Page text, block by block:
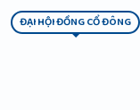
ĐẠI HỘI ĐỒNG CỔ ĐÔNG